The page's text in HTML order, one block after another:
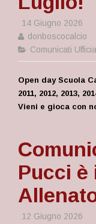
14 Giugno 2026
donboscocalcio
Comunicati
Open day Scuola
2011, 2012, 2013,
Vieni e gioca con
Pucci è
12 Giugno 2026